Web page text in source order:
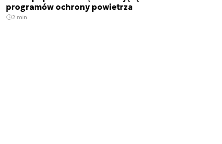
programów ochrony powietrza
2 min.